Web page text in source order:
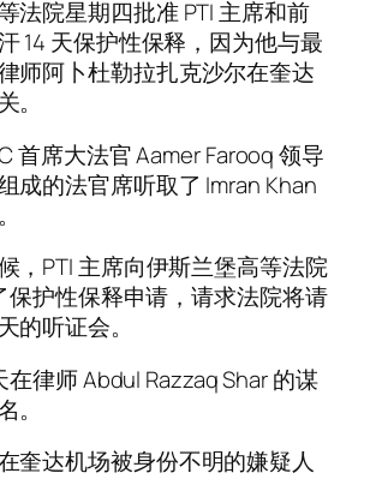
法院星期四批准 PTI 主席和前
14 天保护性保释，因为他与最
师阿卜杜勒拉扎克沙尔在奎达
。
首席大法官 Aamer Farooq 领导
成的法官席听取了 Imran Khan
，PTI 主席向伊斯兰堡高等法院
保护性保释申请，请求法院将请
的听证会。
在律师 Abdul Razzaq Shar 的谋
。
奎达机场被身份不明的嫌疑人